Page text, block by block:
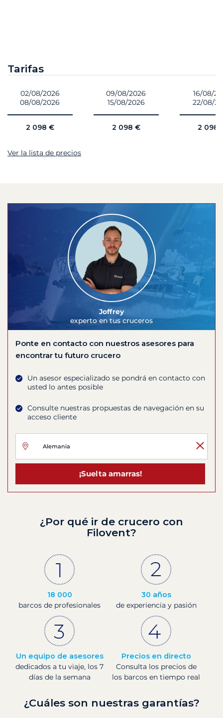
Tarifas
02/08/2026
08/08/2026
2 098 €
09/08/2026
15/08/2026
2 098 €
16/08/
22/08/
2 098
Ver la lista de precios
Joffrey
experto en tus cruceros
Ponte en contacto con nuestros asesores para
encontrar tu futuro crucero
Un asesor especializado se pondrá en contacto con
usted lo antes posible
Consulte nuestras propuestas de navegación en su
acceso cliente
¡Suelta amarras!
¿Por qué ir de crucero con
Filovent?
18 000
barcos de profesionales
30 años
de experiencia y pasión
Un equipo de asesores
dedicados a tu viaje, los 7
días de la semana
Precios en directo
Consulta los precios de
los barcos en tiempo real
¿Cuáles son nuestras garantías?